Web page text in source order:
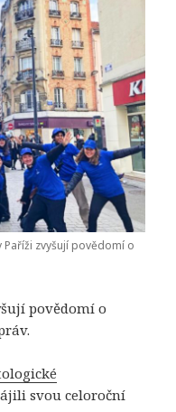
zvyšují povědomí o
povědomí o
svou celoroční